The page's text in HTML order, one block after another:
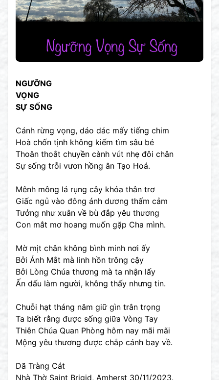
NGƯỠNG
VỌNG
SỰ SỐNG
Cánh rừng vọng, dáo dác mấy tiếng chim
Hoà chốn tịnh không kiếm tìm sâu bé
Thoăn thoắt chuyền cành vút nhẹ đôi chân
Sự sống trỗi vươn hồng ân Tạo Hoá.
Mênh mông lá rụng cây khỏa thân trơ
Giấc ngủ vào đông ánh dương thấm cảm
Tưởng như xuân về bù đắp yêu thương
Con mắt mơ hoang muốn gặp Cha mình.
Mờ mịt chân không bình minh nơi ấy
Bởi Ánh Mắt mà linh hồn trông cậy
Bởi Lòng Chúa thương mà ta nhận lấy
Ấn dấu làm người, không thấy nhưng tin.
Chuỗi hạt tháng năm giữ gìn trân trọng
Ta biết rằng được sống giữa Vòng Tay
Thiên Chúa Quan Phòng hôm nay mãi mãi
Mộng yêu thương được chắp cánh bay về.
Dã Tràng Cát
Nhà Thờ Saint Brigid, Amherst 30/11/2023.